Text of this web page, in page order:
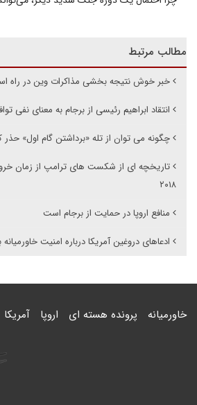
مطالب مرتبط
خبر خوش نتیجه بخشی مذاکرات وین در راه
انتقاد ابراهیم رئیسی از برجام به معنای نفی
چگونه می توان از تله «برداشتن گام اول» حذر
تاریخچه ای از شکست های ترامپ از زمان
۲۰۱۸
منافع اروپا در حمایت از برجام است
ادعاهای دروغین آمریکا درباره امنیت
خاورمیانه پرونده هسته ای اروپا آمریکا